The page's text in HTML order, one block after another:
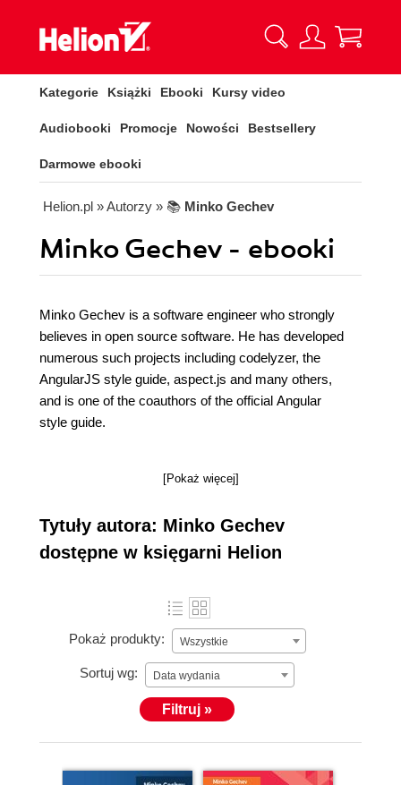
Kategorie Książki Ebooki Kursy video
Audiobooki Promocje Nowości Bestsellery
Darmowe ebooki
Helion.pl » Autorzy » 📚 Minko Gechev
Minko Gechev - ebooki
Minko Gechev is a software engineer who strongly
believes in open source software. He has developed
numerous such projects including codelyzer, the
AngularJS style guide, aspect.js and many others,
and is one of the coauthors of the official Angular
style guide.
[Pokaż więcej]
Tytuły autora: Minko Gechev
dostępne w księgarni Helion
Pokaż produkty: Wszystkie
Sortuj wg: Data wydania
Filtruj »